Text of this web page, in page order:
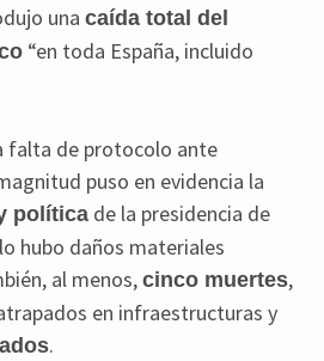
una caída total del
“en toda España, incluido
falta de protocolo ante
puso en evidencia la
política de la presidencia de
hubo daños materiales
al menos, cinco muertes,
en infraestructuras y
.